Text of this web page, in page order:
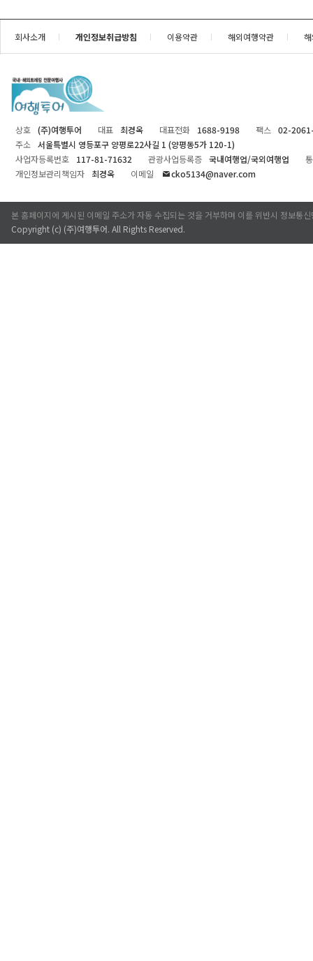
회사소개 개인정보취급방침 이용약관 해외여행약관
상호 (주)여행투어 대표 최경옥 대표전화 1688-9198 팩스
02-
주소 서울특별시 영등포구 양평로22사길 1 (양평동5가 120-1)
사업자등록번호
117-81-71632 관광사업등록증 국내여행업/국외여행업
개인정보관리책임자
최경옥 이메일 cko5134@naver.com
본 홈페이지에 게시된 이메일 주소가 자동 수집되는 것을 거부하며 이를 위반시 정보통
Copyright (c) (주)여행투어. All Rights Reserved.